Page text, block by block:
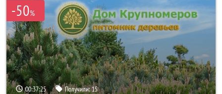
-50%
00:37:24 Получили:15